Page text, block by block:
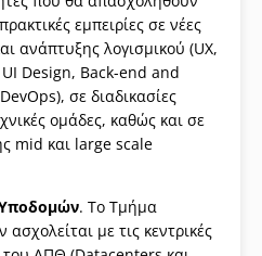
εμπειρίες σε νέες
ανάπτυξης λογισμικού (UX,
Design, Back-end and
σε διαδικασίες
ομάδες, καθώς και σε
mid και large scale
. Το Τμήμα
με τις κεντρικές